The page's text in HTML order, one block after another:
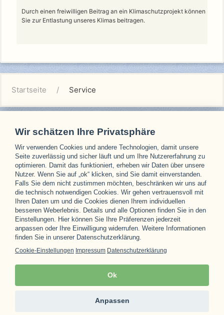
Durch einen freiwilligen Beitrag an ein Klimaschutzprojekt können
Sie zur Entlastung unseres Klimas beitragen.
Startseite Service
Unsere Partner
Wir schätzen Ihre Privatsphäre
Wir verwenden Cookies und andere Technologien, damit unsere
Seite zuverlässig und sicher läuft und um Ihre Nutzererfahrung zu
optimieren. Damit das funktioniert, erheben wir Daten über unsere
Nutzer. Wenn Sie auf „ok“ klicken, sind Sie damit einverstanden.
Falls Sie dem nicht zustimmen möchten, beschränken wir uns auf
die technisch notwendigen Cookies. Wir gehen vertrauensvoll mit
Ihren Daten um und die Cookies dienen Ihrem individuellen
besseren Weberlebnis. Details und alle Optionen finden Sie in den
Einstellungen. Hier können Sie Ihre Präferenzen jederzeit
anpassen oder Ihre Einwilligung widerrufen. Weitere Informationen
finden Sie in unserer Datenschutzerklärung.
Cookie-Einstellungen Impressum Datenschutzerklärung
Ok
Anpassen